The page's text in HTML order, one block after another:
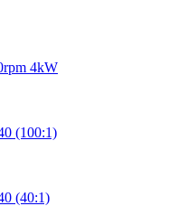
4kW
(100:1)
(40:1)